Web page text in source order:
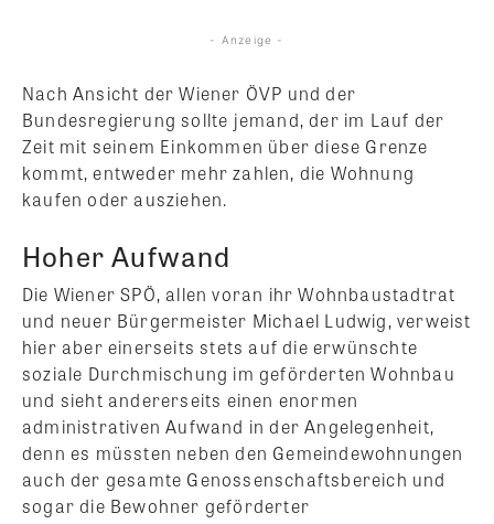
- Anzeige -
Nach Ansicht der Wiener ÖVP und der
Bundesregierung sollte jemand, der im Lauf der
Zeit mit seinem Einkommen über diese Grenze
kommt, entweder mehr zahlen, die Wohnung
kaufen oder ausziehen.
Hoher Aufwand
Die Wiener SPÖ, allen voran ihr Wohnbaustadtrat
und neuer Bürgermeister Michael Ludwig, verweist
hier aber einerseits stets auf die erwünschte
soziale Durchmischung im geförderten Wohnbau
und sieht andererseits einen enormen
administrativen Aufwand in der Angelegenheit,
denn es müssten neben den Gemeindewohnungen
auch der gesamte Genossenschaftsbereich und
sogar die Bewohner geförderter